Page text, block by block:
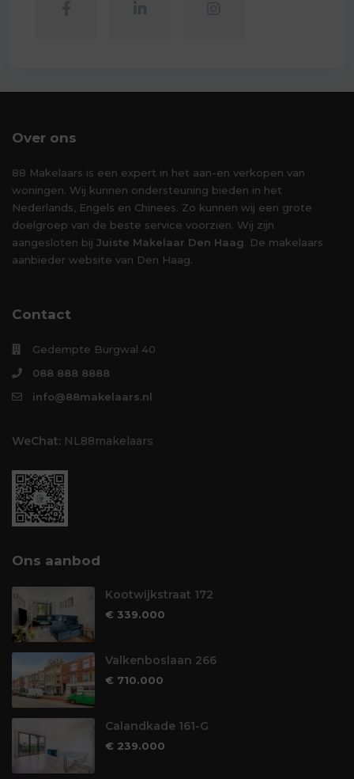
Over ons
88 Makelaars is een expert in het aan-en verkopen van
woningen. Wij kunnen ondersteuning bieden in het
Nederlands, Engels en Chinees. Zo kunnen wij een grote
doelgroep van de beste service voorzien. Wij zijn
aangesloten bij Juiste Makelaar Den Haag. De makelaars
aanbieder website van Den Haag.
Contact
Gedempte Burgwal 40
088 888 8888
info@88makelaars.nl
WeChat: NL88makelaars
Ons aanbod
Kootwijkstraat 172
€ 339.000
Valkenboslaan 266
€ 710.000
Calandkade 161-G
€ 239.000